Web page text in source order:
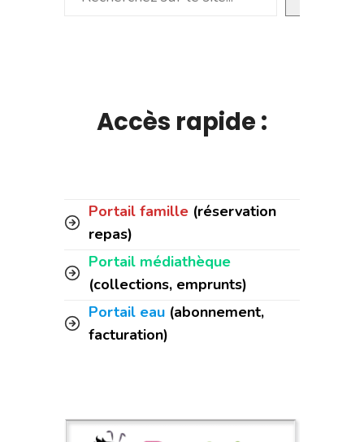
Accès rapide :
Portail famille (réservation
repas)
Portail médiathèque
(collections, emprunts)
Portail eau (abonnement,
facturation)